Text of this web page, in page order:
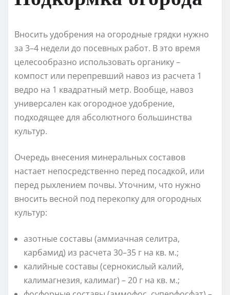
Вносить удобрения на огородные грядки нужно
за 3–4 недели до посевных работ. В это время
целесообразно использовать органику –
компост или перепревший навоз из расчета 1
ведро на 1 квадратный метр. Вообще, навоз
универсален как огородное удобрение,
подходящее для абсолютного большинства
культур.
Очередь внесения минеральных составов
настает непосредственно перед посадкой, или
перед рыхлением почвы. Уточним, что нужно
вносить весной под перекопку для огородных
культур:
азотные составы (аммиачная селитра,
карбамид) из расчета 30–35 г на кв. м.;
калийные составы (сернокислый калий,
калимагнезия, калимаг) – 20 г на кв. м.;